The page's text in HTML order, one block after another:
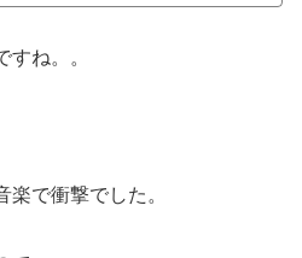
ね。。
楽で衝撃でした。